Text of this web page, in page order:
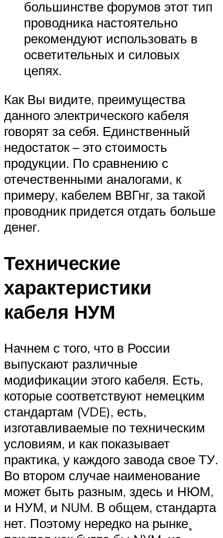
большинстве форумов этот тип
проводника настоятельно
рекомендуют использовать в
осветительных и силовых
цепях.
Как Вы видите, преимущества
данного электрического кабеля
говорят за себя. Единственный
недостаток – это стоимость
продукции. По сравнению с
отечественными аналогами, к
примеру, кабелем ВВГнг, за такой
проводник придется отдать больше
денег.
Технические
характеристики
кабеля НУМ
Начнем с того, что в России
выпускают различные
модификации этого кабеля. Есть,
которые соответствуют немецким
стандартам (VDE), есть,
изготавливаемые по техническим
условиям, и как показывает
практика, у каждого завода свое ТУ.
Во втором случае наименование
может быть разным, здесь и НЮМ,
и НУМ, и NUM. В общем, стандарта
нет. Поэтому нередко на рынке¸